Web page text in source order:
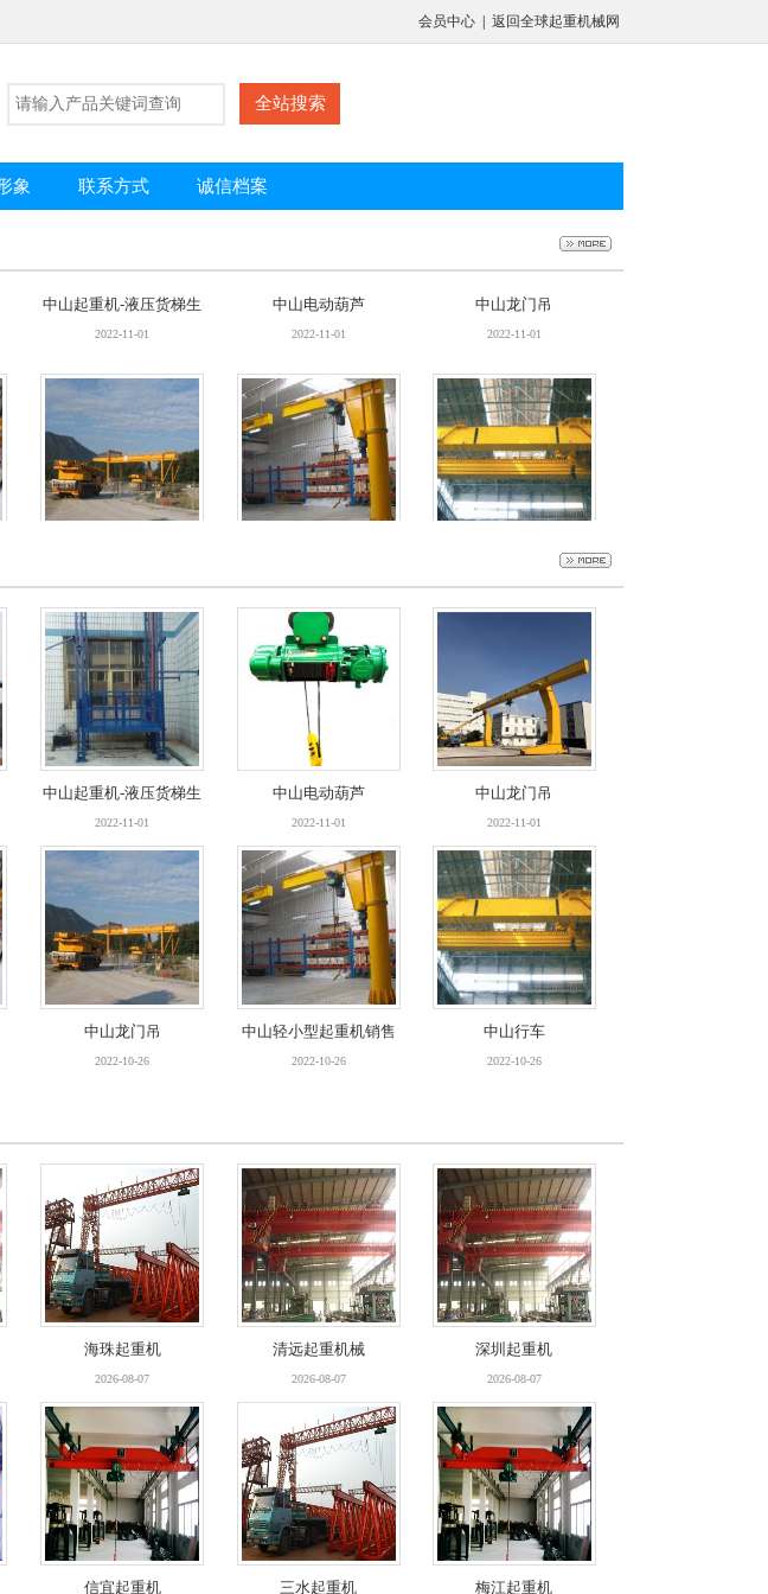
会员中心 返回全球起重机械网
象 联系方式 诚信档案
中山起重机-液压货梯生
产销售厂家
2022-11-01
中山电动葫芦
2022-11-01
中山龙门吊
2022-11-01
中山龙门吊
中山轻小型起重机销售
中山行车
中山起重机-液压货梯生
产销售厂家
中山电动葫芦 中山龙门吊
中山龙门吊
2022-10-26
中山轻小型起重机销售
安装
2022-10-26
中山行车
2022-10-26
中山起重机-液压货梯生
产销售厂家
2022-11-01
中山电动葫芦
2022-11-01
中山龙门吊
2022-11-01
中山龙门吊
2022-10-26
中山轻小型起重机销售
安装
2022-10-26
中山行车
2022-10-26
海珠起重机
2026-08-07
清远起重机械
2026-08-07
深圳起重机
2026-08-07
信宜起重机 三水起重机 梅江起重机